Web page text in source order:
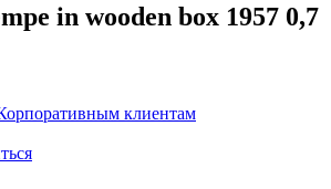
in wooden box 1957 0,7
клиентам